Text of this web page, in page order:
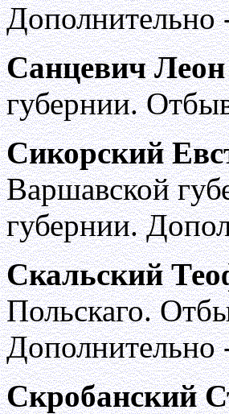
Санцевич Леон
губернии.
Сикорский
Варшавской
губернии.
Скальский
Польскаго.
Скробанский